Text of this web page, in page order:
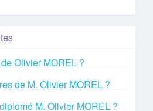
Olivier MOREL ?
de M. Olivier MOREL ?
M. Olivier MOREL ?